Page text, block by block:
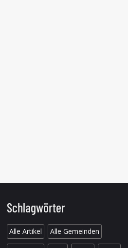
Schlagwörter
Alle Artikel Alle Gemeinden